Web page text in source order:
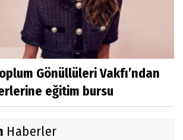
Gönüllüleri Vakfı’ndan
eğitim bursu
Haberler